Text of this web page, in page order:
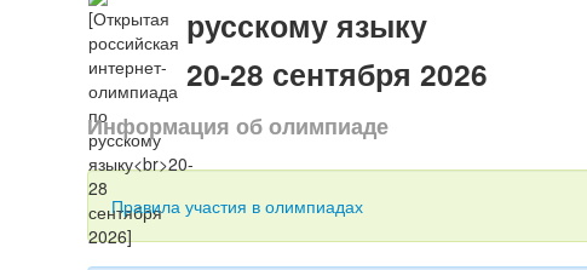
русскому языку
20-28 сентября 2026
Информация об олимпиаде
Правила участия в олимпиадах